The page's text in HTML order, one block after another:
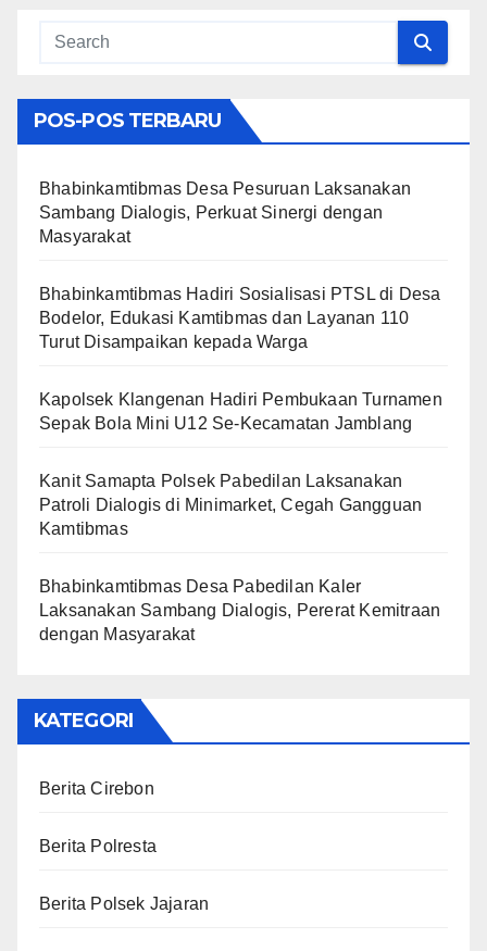
POS-POS TERBARU
Bhabinkamtibmas Desa Pesuruan Laksanakan
Sambang Dialogis, Perkuat Sinergi dengan
Masyarakat
Bhabinkamtibmas Hadiri Sosialisasi PTSL di Desa
Bodelor, Edukasi Kamtibmas dan Layanan 110
Turut Disampaikan kepada Warga
Kapolsek Klangenan Hadiri Pembukaan Turnamen
Sepak Bola Mini U12 Se-Kecamatan Jamblang
Kanit Samapta Polsek Pabedilan Laksanakan
Patroli Dialogis di Minimarket, Cegah Gangguan
Kamtibmas
Bhabinkamtibmas Desa Pabedilan Kaler
Laksanakan Sambang Dialogis, Pererat Kemitraan
dengan Masyarakat
KATEGORI
Berita Cirebon
Berita Polresta
Berita Polsek Jajaran